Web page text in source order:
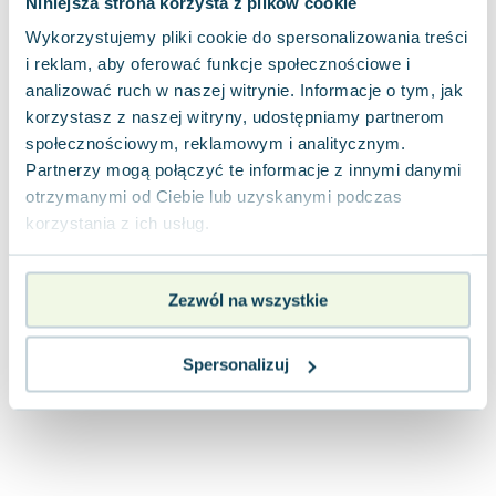
Wykorzystujemy pliki cookie do spersonalizowania treści
i reklam, aby oferować funkcje społecznościowe i
analizować ruch w naszej witrynie. Informacje o tym, jak
korzystasz z naszej witryny, udostępniamy partnerom
społecznościowym, reklamowym i analitycznym.
Partnerzy mogą połączyć te informacje z innymi danymi
otrzymanymi od Ciebie lub uzyskanymi podczas
korzystania z ich usług.
Zezwól na wszystkie
Spersonalizuj
Joseph Murphy
Jan Sztaudynger
Aleksander Puszkin
Oscar Wilde
Małgorzata Ohme
Leszek Czarnecki
Joanna Racewicz
Janina Zającówna
Anna Prus (oprac.)
Nela Mała Reporterka
Agnieszka Maciąg